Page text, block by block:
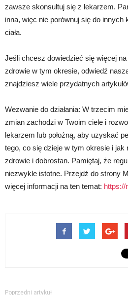
zawsze skonsultuj się z lekarzem.
inna, więc nie porównuj się do innych
ciała.
Jeśli chcesz dowiedzieć się więcej
zdrowie w tym okresie, odwiedź
znajdziesz wiele przydatnych
Wezwanie do działania: W trzecim
zmian zachodzi w Twoim ciele i
lekarzem lub położną, aby uzyskać
tego, co się dzieje w tym okresie i jak
zdrowie i dobrostan. Pamiętaj, że
niezwykle istotne. Przejdź do strony
więcej informacji na ten temat: https://
Poprzedni artykuł